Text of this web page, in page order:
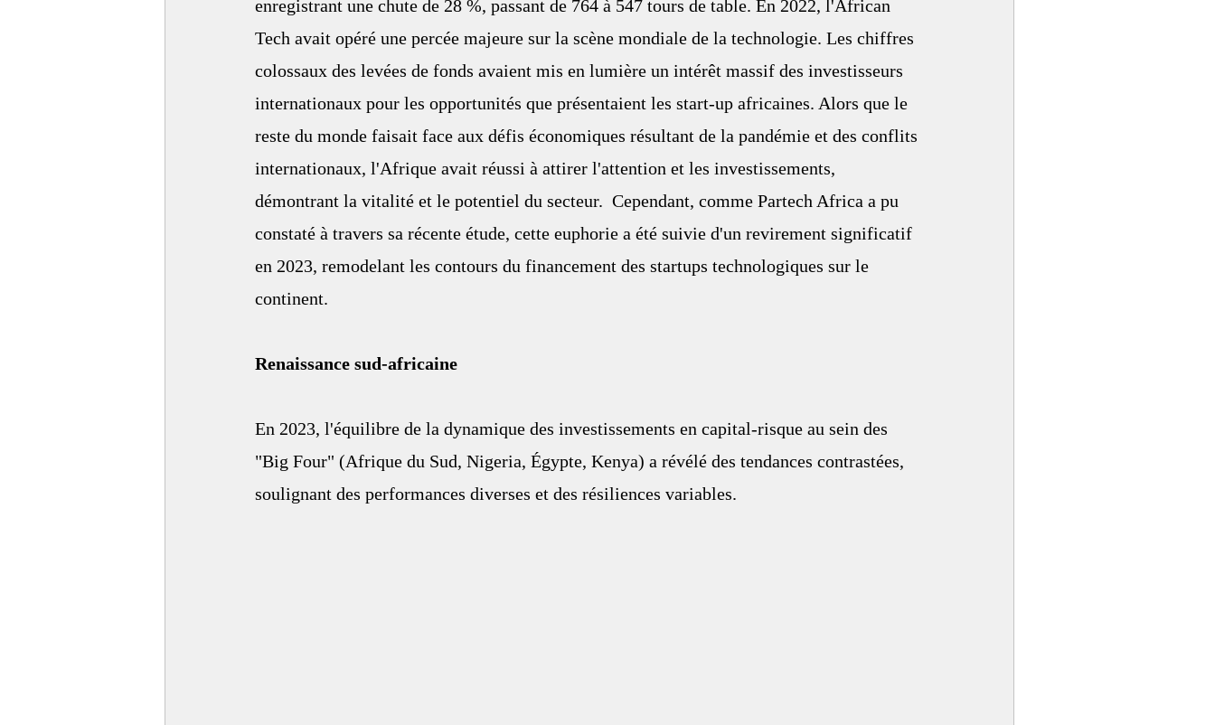
enregistrant une chute de 28 %, passant de 764 à 547 tours de table. En 2022, l'African
Tech avait opéré une percée majeure sur la scène mondiale de la technologie. Les chiffres
colossaux des levées de fonds avaient mis en lumière un intérêt massif des investisseurs
internationaux pour les opportunités que présentaient les start-up africaines. Alors que le
reste du monde faisait face aux défis économiques résultant de la pandémie et des conflits
internationaux, l'Afrique avait réussi à attirer l'attention et les investissements,
démontrant la vitalité et le potentiel du secteur.  Cependant, comme Partech Africa a pu
constaté à travers sa récente étude, cette euphorie a été suivie d'un revirement significatif
en 2023, remodelant les contours du financement des startups technologiques sur le
continent.
Renaissance sud-africaine
En 2023, l'équilibre de la dynamique des investissements en capital-risque au sein des
"Big Four" (Afrique du Sud, Nigeria, Égypte, Kenya) a révélé des tendances contrastées,
soulignant des performances diverses et des résiliences variables.